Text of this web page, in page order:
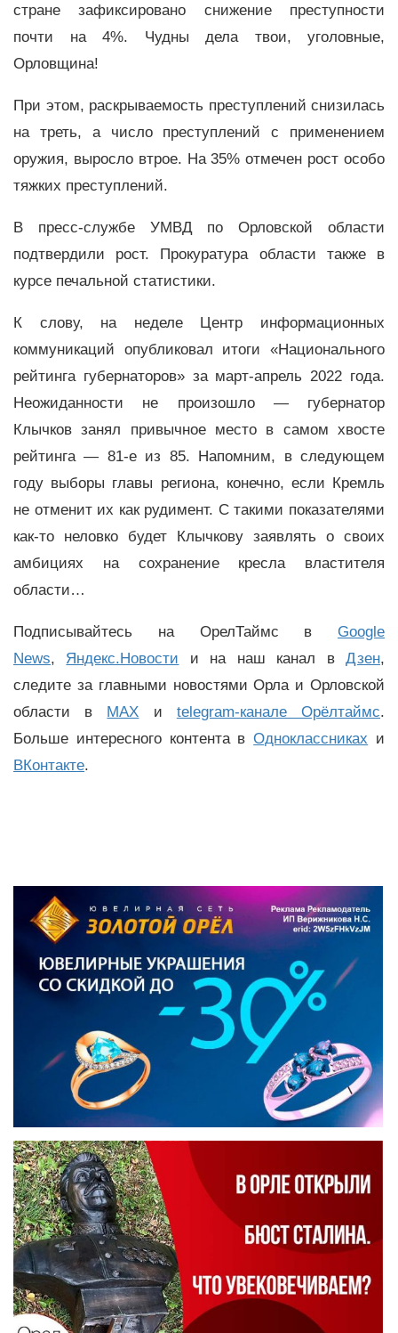
стране зафиксировано снижение преступности
почти на 4%. Чудны дела твои, уголовные,
Орловщина!
При этом, раскрываемость преступлений снизилась
на треть, а число преступлений с применением
оружия, выросло втрое. На 35% отмечен рост особо
тяжких преступлений.
В пресс-службе УМВД по Орловской области
подтвердили рост. Прокуратура области также в
курсе печальной статистики.
К слову, на неделе Центр информационных
коммуникаций опубликовал итоги «Национального
рейтинга губернаторов» за март-апрель 2022 года.
Неожиданности не произошло — губернатор
Клычков занял привычное место в самом хвосте
рейтинга — 81-е из 85. Напомним, в следующем
году выборы главы региона, конечно, если Кремль
не отменит их как рудимент. С такими показателями
как-то неловко будет Клычкову заявлять о своих
амбициях на сохранение кресла властителя
области…
Подписывайтесь на ОрелТаймс в Google
News, Яндекс.Новости и на наш канал вДзен,
следите за главными новостями Орла и Орловской
области в MAX и telegram-канале Орёлтаймс.
Больше интересного контента вОдноклассниках и
ВКонтакте.